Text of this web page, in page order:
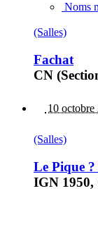
Noms
(Salles)
Fachat
CN
10 octobre
(Salles)
Le Pique
IGN